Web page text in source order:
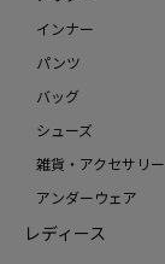
インナー
パンツ
バッグ
シューズ
雑貨・アクセサリー
アンダーウェア
レディース